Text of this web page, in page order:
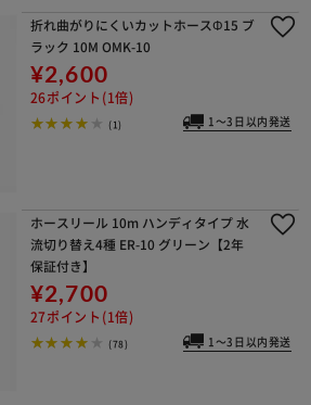
折れ曲がりにくいカットホースΦ15 ブ
ラック 10M OMK-10
¥2,600
26ポイント(1倍)
(1) 1～3日以内発送
ホースリール 10m ハンディタイプ 水
流切り替え4種 ER-10 グリーン【2年
保証付き】
¥2,700
27ポイント(1倍)
(78) 1～3日以内発送